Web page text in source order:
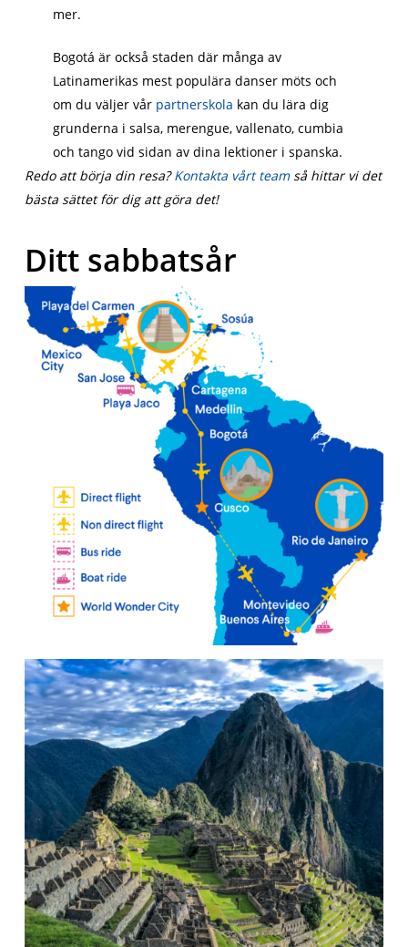
mer.
Bogotá är också staden där många av
Latinamerikas mest populära danser möts och
om du väljer vår partnerskola kan du lära dig
grunderna i salsa, merengue, vallenato, cumbia
och tango vid sidan av dina lektioner i spanska.
Redo att börja din resa?Kontakta vårt teamså hittar vi det
bästa sättet för dig att göra det!
Ditt sabbatsår